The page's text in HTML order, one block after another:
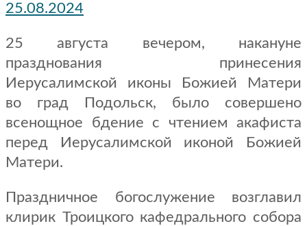
25.08.2024
25 августа вечером, накануне
празднования принесения
Иерусалимской иконы Божией Матери
во град Подольск, было совершено
всенощное бдение с чтением акафиста
перед Иерусалимской иконой Божией
Матери.
Праздничное богослужение возглавил
клирик Троицкого кафедрального собора